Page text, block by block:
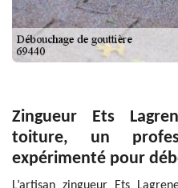
Zingueur Ets
toiture, un
expérimenté pour